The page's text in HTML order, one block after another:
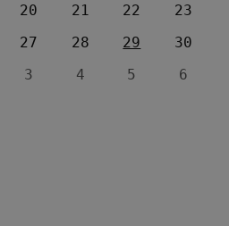
20 21 22
23
27 28 29
30
3 4 5 6